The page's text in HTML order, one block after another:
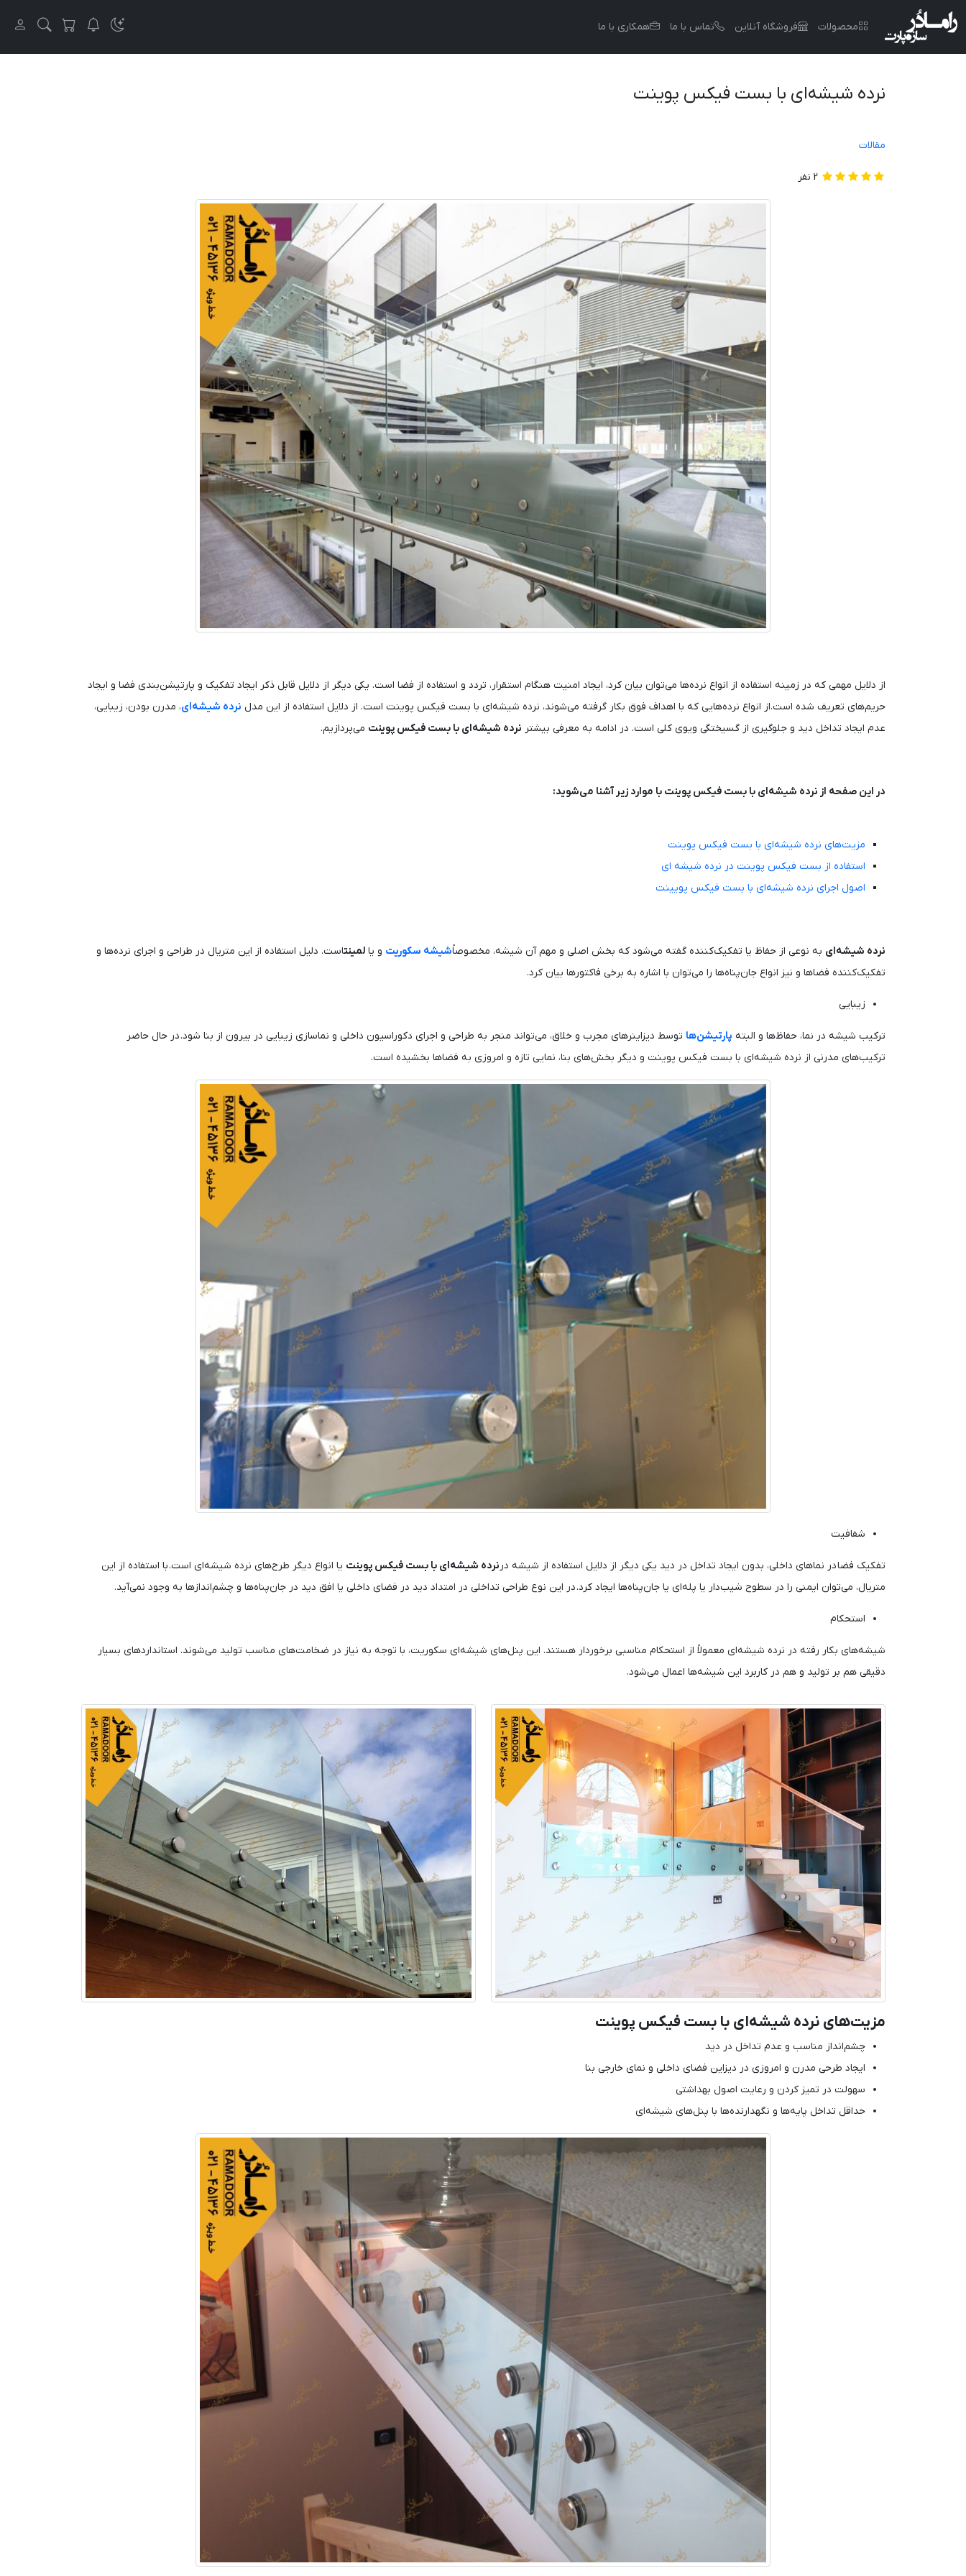
محصولات فروشگاه آنلاین تماس با ما همکاری با ما
نرده شیشه‌ای با بست فیکس پوینت
مقالات
2 نفر
از دلایل مهمی که در زمینه استفاده از انواع نرده‌ها می‌توان بیان کرد، ایجاد امنیت هنگام استقرار، تردد و استفاده از فضا است. یکی دیگر از دلایل قابل‌ ذکر ایجاد تفکیک و پارتیشن‌بندی فضا و ایجاد
حریم‌های تعریف شده است.از انواع نرده‌هایی که با اهداف فوق بکار گرفته می‌شوند، نرده شیشه‌ای با بست فیکس پوینت است. از دلایل استفاده از این مدل نرده شیشه‌ای، مدرن بودن، زیبایی،
عدم ایجاد تداخل دید و جلوگیری از گسیختگی ویوی کلی است. در ادامه به معرفی بیشتر نرده شیشه‌ای با بست فیکس پوینت می‌پردازیم.
در این صفحه از نرده شیشه‌ای با بست فیکس پوینت با موارد زیر آشنا می‌شوید:
مزیت‌های نرده شیشه‌ای با بست فیکس پوینت
استفاده از بست فیکس پوینت در نرده شیشه ای
اصول اجرای نرده شیشه‌ای با بست فیکس پویینت
نرده شیشه‌ای به‌ نوعی از حفاظ یا تفکیک‌کننده گفته می‌شود که بخش اصلی و مهم آن شیشه، مخصوصاًشیشه سکوریت و یالمینتاست. دلیل استفاده از این متریال در طراحی و اجرای نرده‌ها و
تفکیک‌کننده فضاها و نیز انواع جان‌پناه‌ها را می‌توان با اشاره به برخی فاکتورها بیان کرد.
زیبایی
ترکیب شیشه در نما، حفاظ‌ها و البته پارتیشن‌ها توسط دیزاینرهای مجرب و خلاق، می‌تواند منجر به طراحی و اجرای دکوراسیون داخلی و نماسازی زیبایی در بیرون از بنا شود. در حال حاضر
ترکیب‌های مدرنی از نرده شیشه‌ای با بست فیکس پوینت و دیگر بخش‌های بنا، نمایی تازه و امروزی به فضاها بخشیده است.
شفافیت
تفکیک فضا در نماهای داخلی، بدون ایجاد تداخل در دید یکی دیگر از دلایل استفاده از شیشه درنرده شیشه‌ای با بست فیکس پوینت یا انواع دیگر طرح‌های نرده شیشه‌ای است. با استفاده از این
متریال، می‌توان ایمنی را در سطوح شیب‌دار یا پله‌ای یا جان‌پناه‌ها ایجاد کرد. در این نوع طراحی تداخلی در امتداد دید در فضای داخلی یا افق دید در جان‌پناه‌ها و چشم‌اندازها به وجود نمی‌آید.
استحکام
شیشه‌های بکار رفته در نرده شیشه‌ای معمولاً از استحکام مناسبی برخوردار هستند. این پنل‌های شیشه‌ای سکوریت، با توجه‌ به نیاز در ضخامت‌های مناسب تولید می‌شوند. استانداردهای بسیار
دقیقی هم بر تولید و هم در کاربرد این شیشه‌ها اعمال می‌شود.
مزیت‌های نرده شیشه‌ای با بست فیکس پوینت
چشم‌انداز مناسب و عدم تداخل در دید
ایجاد طرحی مدرن و امروزی در دیزاین فضای داخلی و نمای خارجی بنا
سهولت در تمیز کردن و رعایت اصول بهداشتی
حداقل تداخل پایه‌ها و نگهدارنده‌ها با پنل‌های شیشه‌ای